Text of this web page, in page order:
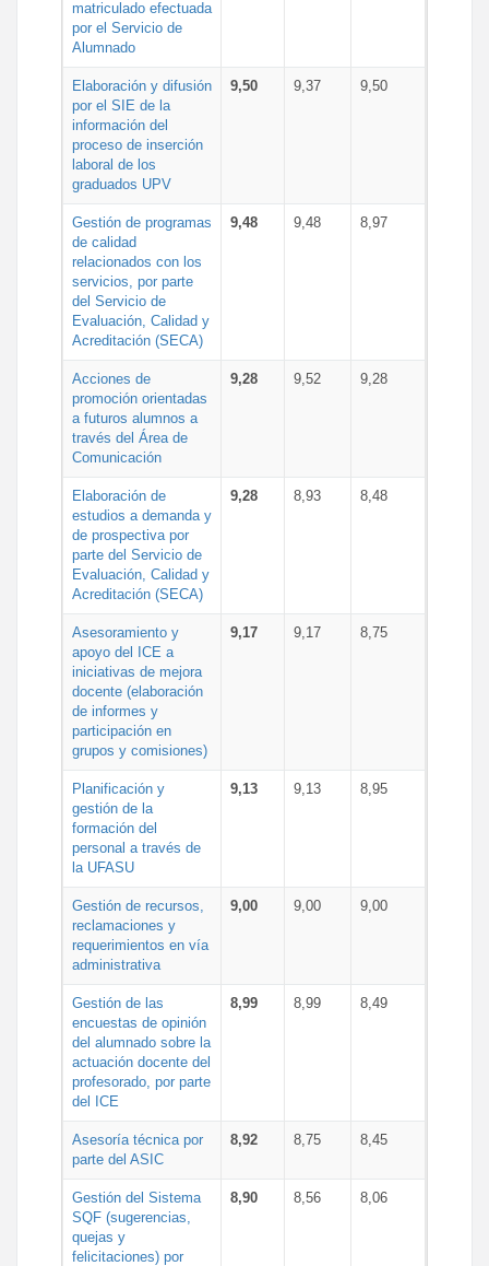
matriculado efectuada
por el Servicio de
Alumnado
Elaboración y difusión
por el SIE de la
información del
proceso de inserción
laboral de los
graduados UPV
9,50 9,37 9,50
Gestión de programas
de calidad
relacionados con los
servicios, por parte
del Servicio de
Evaluación, Calidad y
Acreditación (SECA)
9,48 9,48 8,97
Acciones de
promoción orientadas
a futuros alumnos a
través del Área de
Comunicación
9,28 9,52 9,28
Elaboración de
estudios a demanda y
de prospectiva por
parte del Servicio de
Evaluación, Calidad y
Acreditación (SECA)
9,28 8,93 8,48
Asesoramiento y
apoyo del ICE a
iniciativas de mejora
docente (elaboración
de informes y
participación en
grupos y comisiones)
9,17 9,17 8,75
Planificación y
gestión de la
formación del
personal a través de
la UFASU
9,13 9,13 8,95
Gestión de recursos,
reclamaciones y
requerimientos en vía
administrativa
9,00 9,00 9,00
Gestión de las
encuestas de opinión
del alumnado sobre la
actuación docente del
profesorado, por parte
del ICE
8,99 8,99 8,49
Asesoría técnica por
parte del ASIC
8,92 8,75 8,45
Gestión del Sistema
SQF (sugerencias,
quejas y
felicitaciones) por
8,90 8,56 8,06